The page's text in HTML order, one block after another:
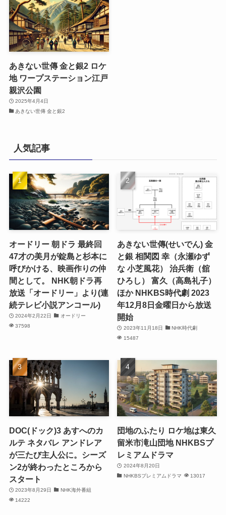
あきない世傳 金と銀2 ロケ
地 ワープステーション江戸
親沢公園
2025年4月4日
あきない世傳 金と銀2
人気記事
オードリー 朝ドラ 最終回
47才の美月が錠島と杉本に
呼びかける、映画作りの仲
間として。 NHK朝ドラ再
放送「オードリー」より(連
続テレビ小説アンコール)
2024年2月22日
オードリー
37598
あきない世傳(せいでん) 金
と銀 相関図 幸（永瀬ゆず
な 小芝風花） 治兵衛（舘
ひろし） 富久（高島礼子）
ほか NHKBS時代劇 2023
年12月8日金曜日から放送
開始
2023年11月18日
NHK時代劇
15487
DOC(ドック)3 あすへのカ
ルテ ネタバレ アンドレア
が三たび主人公に。シーズ
ン2が終わったところから
スタート
2023年8月29日
NHK海外番組
14222
団地のふたり ロケ地は東久
留米市滝山団地 NHKBSプ
レミアムドラマ
2024年8月20日
NHKBSプレミアムドラマ
13017